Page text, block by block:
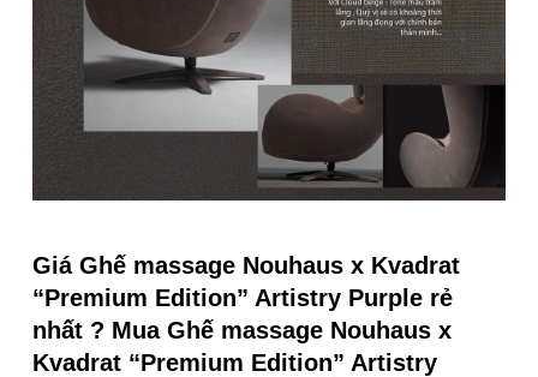
Giá Ghế massage Nouhaus x Kvadrat
“Premium Edition” Artistry Purple rẻ
nhất ? Mua Ghế massage Nouhaus x
Kvadrat “Premium Edition” Artistry